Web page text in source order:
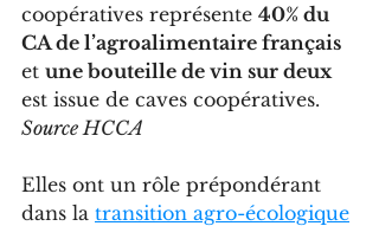
coopératives représente 40% du
CA de l’agroalimentaire français
et une bouteille de vin sur deux
est issue de caves coopératives.
Source HCCA
Elles ont un rôle prépondérant
dans la transition agro-écologique